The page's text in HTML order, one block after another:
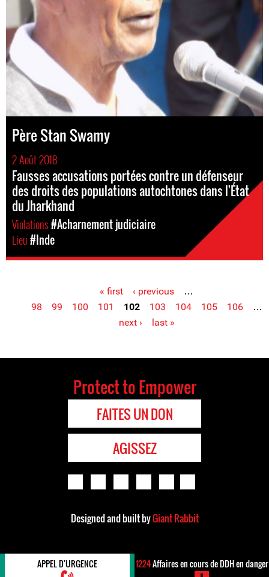
Père Stan Swamy
2 Août 2018
Fausses accusations portées contre un défenseur
des droits des populations autochtones dans l'État
du Jharkhand
Violations#Acharnement judiciaire
Lieu#Inde
Pages « first ‹ previous
…
98
99 100 101 102 103 104 105 106
…
next ›
last »
Protect to Empower
FAITES UN DON
AGISSEZ
Designed and built byGiant Rabbit
APPEL D'URGENCE 1224Affaires en cours de DDH en danger